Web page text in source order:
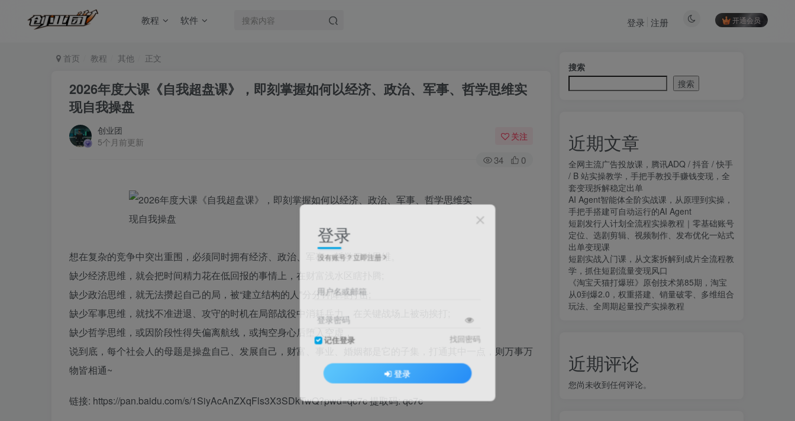
教程 软件 开通会员
登录 注册
首页 教程 其他 正文
2026年度大课《自我超盘课》，即刻掌握如何以经济、政治、军事、哲学思维实
现自我操盘
创业团
5个月前更新
关注
34 0
想在复杂的竞争中突出重围，必须同时拥有经济、政治、军事、哲学四种思维。
缺少经济思维，就会把时间精力花在低回报的事情上，在财富浅水区瞎扑腾;
缺少政治思维，就无法攒起自己的局，被“建立结构的人”分分钟降维打击;
缺少军事思维，就找不准进退、攻守的时机在局部战役中消耗兵力，在关键战场上被动挨打;
缺少哲学思维，或因阶段性得失偏离航线，或掏空身心后堕入空虚，
说到底，每个社会人的母题是操盘自己、发展自己，财富、事业、婚姻都是它的子集，打通其中一点，则万事万
物皆相通~
链接: https://pan.baidu.com/s/1SiyAcAnZXqFls3X3SDkTwQ?pwd=qc7c 提取码: qc7c
搜索
搜索
近期文章
全网主流广告投放课，腾讯ADQ / 抖音 / 快手
/ B 站实操教学，手把手教投手赚钱变现，全
套变现拆解稳定出单
AI Agent智能体全阶实战课，从原理到实操，
手把手搭建可自动运行的AI Agent
短剧发行人计划全流程实操教程｜零基础账号
定位、选剧剪辑、视频制作、发布优化一站式
出单变现课​
短剧实战入门课，从文案拆解到成片全流程教
学，抓住短剧流量变现风口
《淘宝天猫打爆班》原创技术第85期，淘宝
从0到爆2.0，权重搭建、销量破零、多维组合
玩法、全周期起量投产实操教程
近期评论
您尚未收到任何评论。
登录
没有账号？立即注册
用户名或邮箱
登录密码
记住登录 找回密码
登录